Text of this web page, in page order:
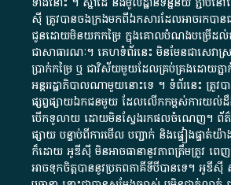
ស៊ី​ ត្រូវ​បាន​ចងក្រង​មក​ពី​ឯកសារ​ដែល​អាច​រក​បា
ជូន​ដោយ​មិន​យក​កម្រៃ​ ក្នុង​គោលបំណង​បម្រើ​ដល់ក
ជា​សាធារណៈ​។​ គេហទំព័រ​នេះ​ មិនមែន​ជា​សេវា​ស្រា
ប្រាក់​កម្រៃ​ ឬ​ ជា​វិស័យ​មួយ​ដែល​គ្រប់គ្រង​ដោយ​ភ្នាក់
អន្តររដ្ឋាភិបាល​ណាមួយ​នោះ​ទេ ​។​ ទំព័រ​នេះ​ ត្រូវ​
ផ្សព្វផ្សាយ​ឯកជន​មួយ​ ដែល​លើកកម្ពស់​ការ​យ
បើក​ទូលាយ​ ដោយ​មិនស្វែង​រក​ផល​ចំណេញ​។​ ព័ត៌ម
ផ្សាយ​ បន្ទាប់​ពី​ការ​មើល​ បញ្ជាក់​ និង​ផ្ទៀងផ្ទា
ក៏​ដោយ​ អូ​ឌី​ស៊ី​ មិន​អាច​ធានា​នូវ​ភាព​ត្រឹមត្រូវ​ ព
អាច​ទុកចិត្ត​បាននូវ​ប្រភព​ភាគី​ទី​បី​បាន​ទេ​។​ អូ​ឌី​ស៊ី​